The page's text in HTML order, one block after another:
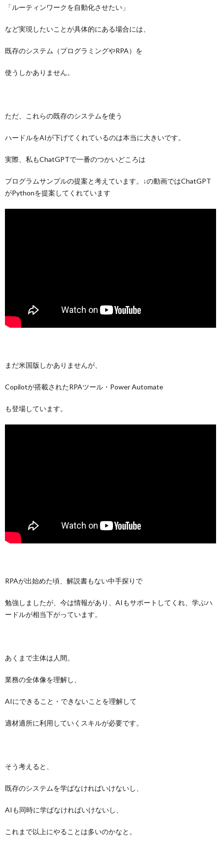
「ルーティンワークを自動化させたい」
など実現したいことが具体的にある場合には、
既存のシステム（プログラミングやRPA）を
使うしかありません。
ただ、これらの既存のシステムを使う
ハードルをAIが下げてくれているのは本当に大きいです。
実際、私もChatGPTで一番のつかいどころは
プログラムサンプルの提案と考えています。↓の動画ではChatGPT
がPythonを提案してくれています
まだ米国版しかありませんが、
Copilotが搭載されたRPAツール・Power Automate
も登場しています。
RPAが出始めた頃、解説書もない中手探りで
勉強しましたが、今は情報があり、AIもサポートしてくれ、学ぶハ
ードルが相当下がっています。
あくまで主体は人間。
業務の全体像を理解し、
AIにできること・できないことを理解して
適材適所に利用していくスキルが必要です。
そう考えると、
既存のシステムを学ばなければいけないし、
AIも同時に学ばなければいけないし、
これまで以上にやることは多いのかなと。